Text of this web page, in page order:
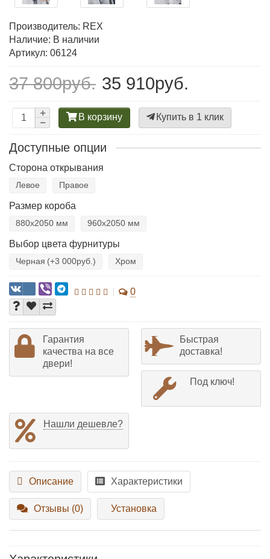
Производитель: REX
Наличие: В наличии
Артикул: 06124
37 800руб. 35 910руб.
В корзину Купить в 1 клик
Доступные опции
Сторона открывания
Левое Правое
Размер короба
880х2050 мм 960х2050 мм
Выбор цвета фурнитуры
Черная (+3 000руб.) Хром
0
Гарантия
качества на все
двери!
Быстрая
доставка!
Под ключ!
Нашли дешевле?
Описание Характеристики
Отзывы (0) Установка